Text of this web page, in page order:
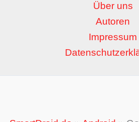
Über uns
Autoren
Impressum